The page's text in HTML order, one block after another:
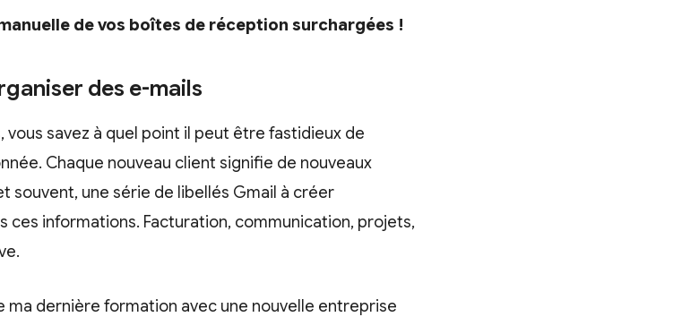
de vos boîtes de réception surchargées !
des e-mails
vous savez à quel point il peut être fastidieux de
Chaque nouveau client signifie de nouveaux
souvent, une série de libellés Gmail à créer
ces informations. Facturation, communication, projets,
ma dernière formation avec une nouvelle entreprise